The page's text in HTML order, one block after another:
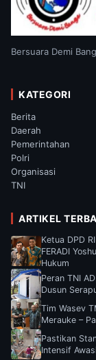
Bersuara Demi
KATEGORI
Berita
Daerah
Pemerintahan
Polri
Organisasi
TNI
ARTIKEL
Ketua DPD
FERADI
Hukum
Peran TNI
Dusun
Tim Wasev
Merauke –
Pastikan
Intensif